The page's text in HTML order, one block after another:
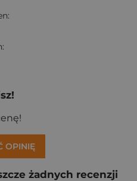
OPINIĘ
żadnych recenzji